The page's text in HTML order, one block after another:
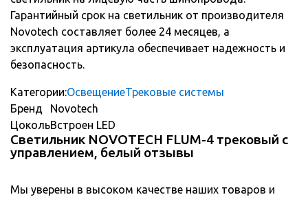
Гарантийный срок на светильник от производителя
Novotech составляет более 24 месяцев, а
эксплуатация артикула обеспечивает надежность и
безопасность.
Категории:ОсвещениеТрековые системы
Бренд
Novotech
ЦокольВстроен LED
Светильник NOVOTECH FLUM-4 трековый с
управлением, белый отзывы
Мы уверены в высоком качестве наших товаров и